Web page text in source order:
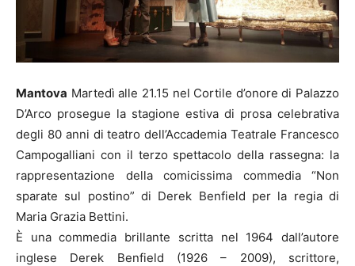
Mantova Martedì alle 21.15 nel Cortile d’onore di Palazzo
D’Arco prosegue la stagione estiva di prosa celebrativa
degli 80 anni di teatro dell’Accademia Teatrale Francesco
Campogalliani con il terzo spettacolo della rassegna: la
rappresentazione della comicissima commedia “Non
sparate sul postino” di Derek Benfield per la regia di
Maria Grazia Bettini.
È una commedia brillante scritta nel 1964 dall’autore
inglese Derek Benfield (1926 – 2009), scrittore,